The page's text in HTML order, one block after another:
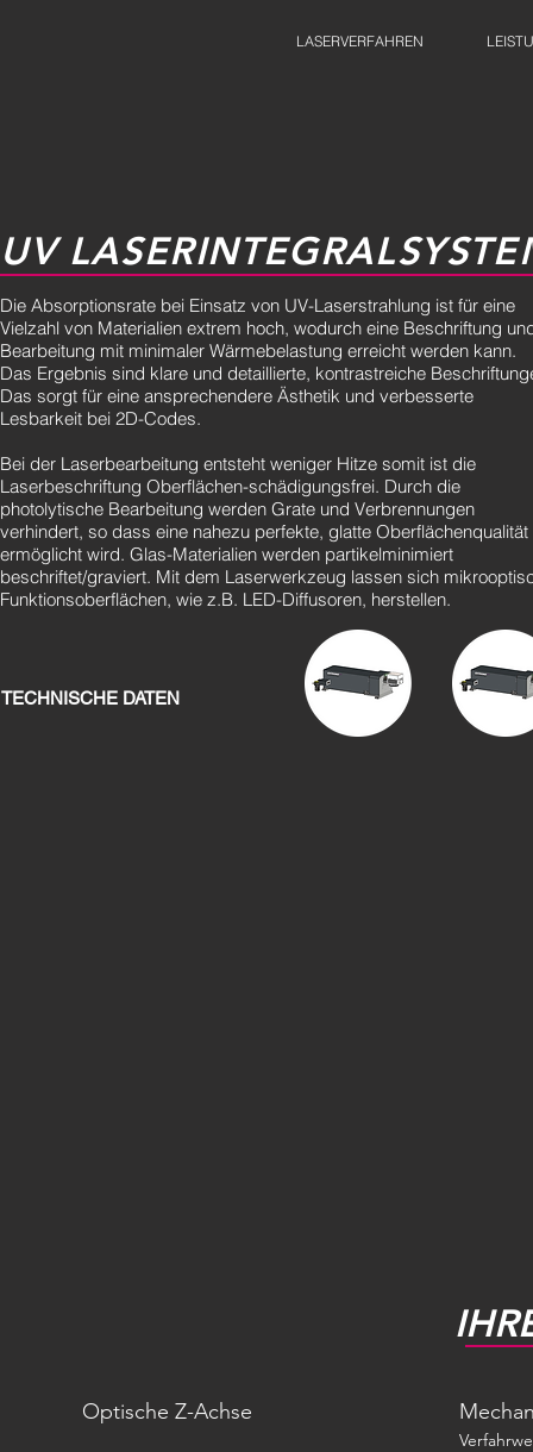
LASERVERFAHREN
UV
Die Absorptionsrate bei Einsatz von UV-Laserstrahlung ist für eine
Vielzahl von Materialien extrem hoch, wodurch eine Beschriftung
Bearbeitung mit minimaler Wärmebelastung erreicht werden kann.
Das Ergebnis sind klare und detaillierte, kontrastreiche
Das sorgt für eine ansprechendere Ästhetik und verbesserte
Lesbarkeit bei 2D-Codes.
Bei der Laserbearbeitung entsteht weniger Hitze somit ist die
Laserbeschriftung Oberflächen-schädigungsfrei. Durch die
photolytische Bearbeitung werden Grate und Verbrennungen
verhindert, so dass eine nahezu perfekte, glatte Oberflächenqualität
ermöglicht wird. Glas-Materialien werden partikelminimiert
beschriftet/graviert. Mit dem Laserwerkzeug lassen sich
Funktionsoberflächen, wie z.B. LED-Diffusoren, herstellen.
TECHNISCHE DATEN
Optische Z-Achse